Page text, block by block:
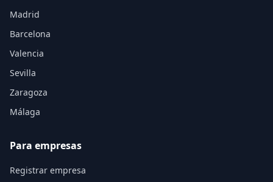
Madrid
Barcelona
Valencia
Sevilla
Zaragoza
Málaga
Para empresas
Registrar empresa